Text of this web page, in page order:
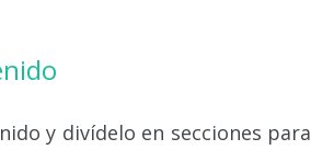
y divídelo en secciones para